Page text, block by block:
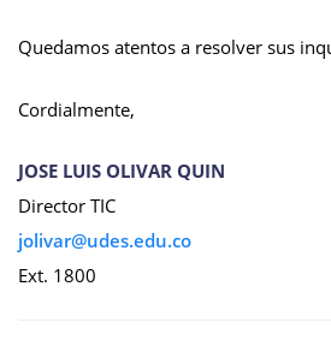
Quedamos atentos a resolver sus
Cordialmente,
JOSE LUIS OLIVAR QUIN
Director TIC
Ext. 1800